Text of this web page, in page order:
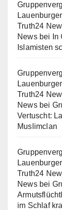
Truth24
Newsbei
Islamisten
Truth24
Newsbei
Vertuscht:
Muslimclan
Truth24
Newsbei
im Schlaf